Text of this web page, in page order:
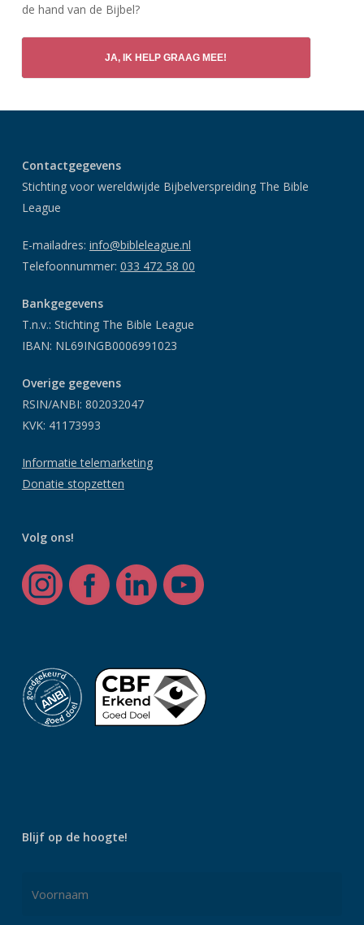
de hand van de Bijbel?
JA, IK HELP GRAAG MEE!
Contactgegevens
Stichting voor wereldwijde Bijbelverspreiding The Bible
League
E-mailadres: info@bibleleague.nl
Telefoonnummer: 033 472 58 00
Bankgegevens
T.n.v.: Stichting The Bible League
IBAN: NL69INGB0006991023
Overige gegevens
RSIN/ANBI: 802032047
KVK: 41173993
Informatie telemarketing
Donatie stopzetten
Volg ons!
Blijf op de hoogte!